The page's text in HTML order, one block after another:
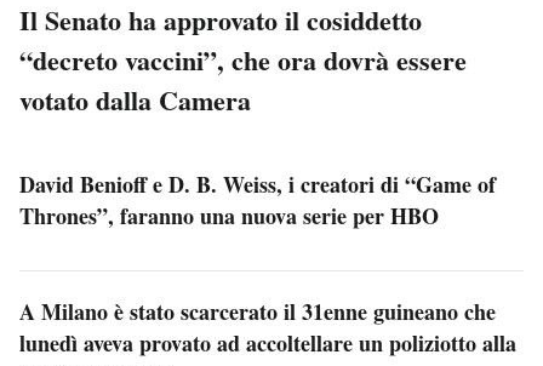
Il Senato ha approvato il cosiddetto
“decreto vaccini”, che ora dovrà essere
votato dalla Camera
David Benioff e D. B. Weiss, i creatori di “Game of
Thrones”, faranno una nuova serie per HBO
A Milano è stato scarcerato il 31enne guineano che
lunedì aveva provato ad accoltellare un poliziotto alla